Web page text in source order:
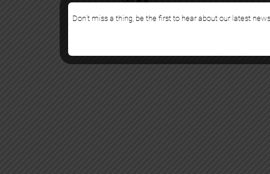
Don’t miss a thing, be the first to hear about our latest